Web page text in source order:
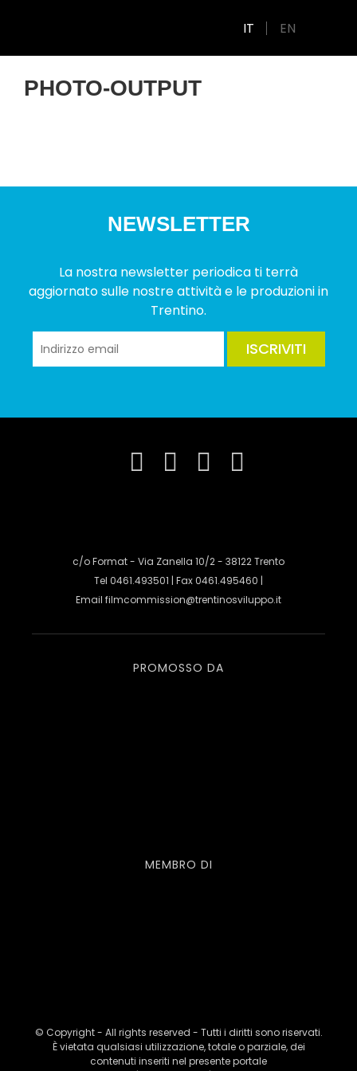
IT EN
PHOTO-OUTPUT
NEWSLETTER
La nostra newsletter periodica ti terrà
aggiornato sulle nostre attività e le produzioni in
Trentino.
ISCRIVITI
c/o Format - Via Zanella 10/2 - 38122 Trento
Tel 0461.493501 | Fax 0461.495460 |
Email filmcommission@trentinosviluppo.it
PROMOSSO DA
MEMBRO DI
© Copyright - All rights reserved - Tutti i diritti sono riservati.
È vietata qualsiasi utilizzazione, totale o parziale, dei
contenuti inseriti nel presente portale